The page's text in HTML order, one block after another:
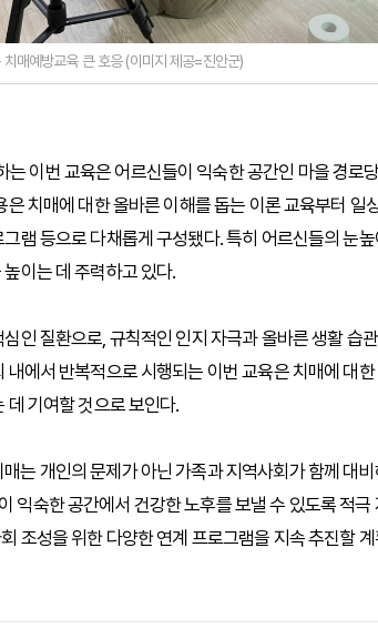
매예방교육 큰 호응 (이미지 제공=진안군)
이번 교육은 어르신들이 익숙한 공간인 마을 경로
치매에 대한 올바른 이해를 돕는 이론 교육부터 일
램 등으로 다채롭게 구성됐다. 특히 어르신들의 눈
이는 데 주력하고 있다.
인 질환으로, 규칙적인 인지 자극과 올바른 생활 습
내에서 반복적으로 시행되는 이번 교육은 치매에 대
데 기여할 것으로 보인다.
는 개인의 문제가 아닌 가족과 지역사회가 함께 대
익숙한 공간에서 건강한 노후를 보낼 수 있도록 적
조성을 위한 다양한 연계 프로그램을 지속 추진할